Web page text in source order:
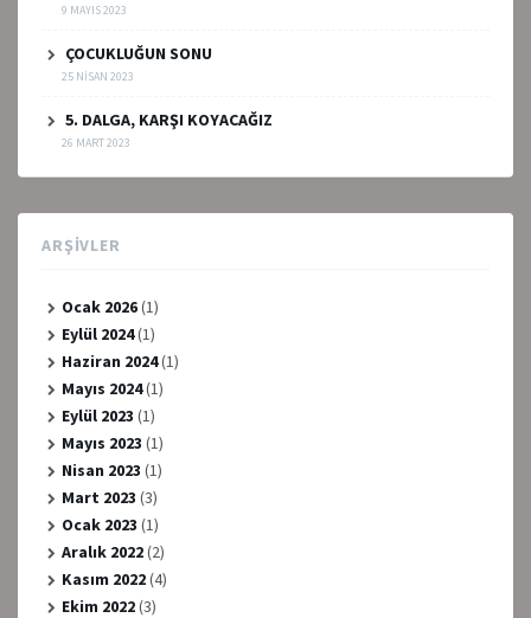
9 MAYIS 2023
ÇOCUKLUĞUN SONU
25 NISAN 2023
5. DALGA, KARŞI KOYACAĞIZ
26 MART 2023
ARŞIVLER
Ocak 2026(1)
Eylül 2024(1)
Haziran 2024(1)
Mayıs 2024(1)
Eylül 2023 (1)
Mayıs 2023 (1)
Nisan 2023 (1)
Mart 2023 (3)
Ocak 2023 (1)
Aralık 2022(2)
Kasım 2022(4)
Ekim 2022(3)